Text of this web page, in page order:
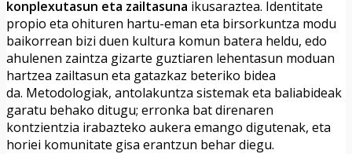
konplexutasun eta zailtasuna ikusaraztea. Identitate
propio eta ohituren hartu-eman eta birsorkuntza modu
baikorrean bizi duen kultura komun batera heldu, edo
ahulenen zaintza gizarte guztiaren lehentasun moduan
hartzea zailtasun eta gatazkaz beteriko bidea
da. Metodologiak, antolakuntza sistemak eta baliabideak
garatu behako ditugu; erronka bat direnaren
kontzientzia irabazteko aukera emango digutenak, eta
horiei komunitate gisa erantzun behar diegu.